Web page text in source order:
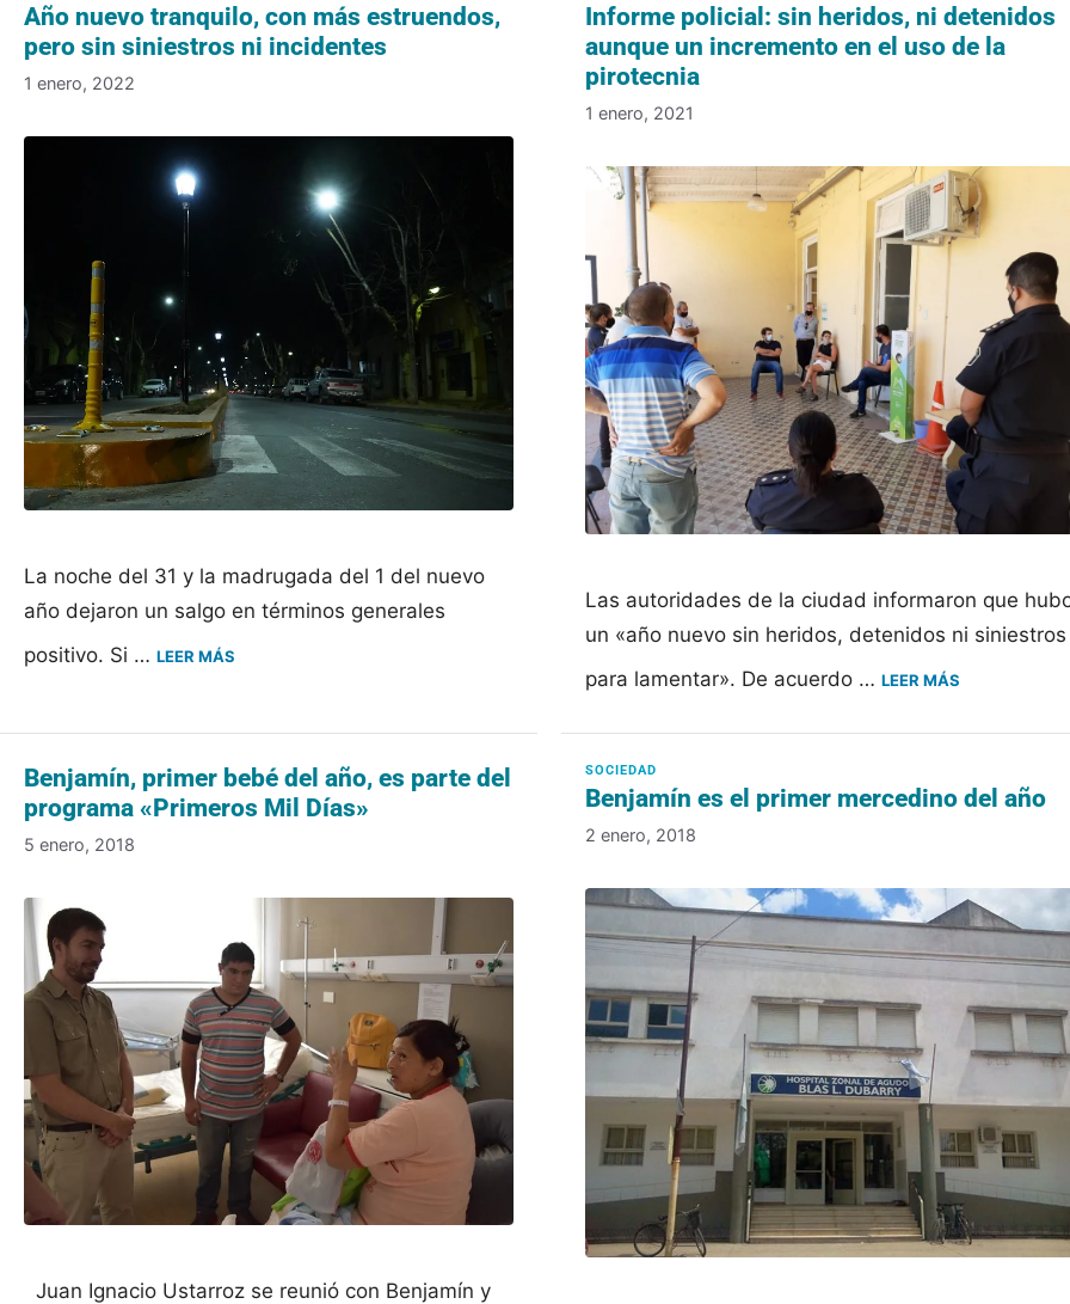
Año nuevo tranquilo, con más estruendos,
pero sin siniestros ni incidentes
1 enero, 2022
La noche del 31 y la madrugada del 1 del nuevo
año dejaron un salgo en términos generales
positivo. Si … LEER MÁS
Informe policial: sin heridos, ni detenidos
aunque un incremento en el uso de la
pirotecnia
1 enero, 2021
Las autoridades de la ciudad informaron que
un «año nuevo sin heridos, detenidos ni siniestros
para lamentar». De acuerdo …LEER MÁS
Benjamín, primer bebé del año, es parte del
programa «Primeros Mil Días»
5 enero, 2018
Juan Ignacio Ustarroz se reunió con Benjamín y
Benjamín es el primer mercedino del año
2 enero, 2018